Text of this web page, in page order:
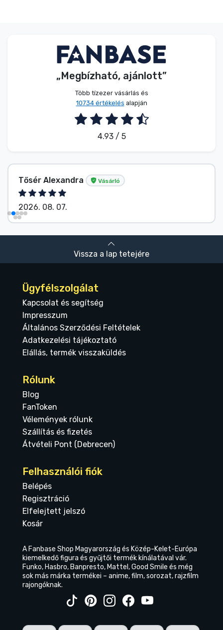
„Megbízható, ajánlott”
Több tízezer vásárlás és
10734 értékelés alapján
4.93 / 5
Tősér Alexandra Vásárló
2026. 08. 07.
Vissza a lap tetejére
Ügyfélszolgálat
Kapcsolat és segítség
Impresszum
Általános Szerződési Feltételek
Adatkezelési tájékoztató
Elállás, termék visszaküldés
Rólunk
Blog
FanToken
Vélemények rólunk
Szállítás és fizetés
Átvételi Pont (Debrecen)
Felhasználói fiók
Belépés
Regisztráció
Elfelejtett jelszó
Kosár
A Fanbase Shop Magyarország és Közép-Kelet-Európa
kiemelkedő figura és gyűjtői termék kínálatával vár.
Funko, Hasbro, Banpresto, Mattel, Good Smile és még
sok más márka termékei – anime, film, sorozat, rajzfilm
rajongóknak.